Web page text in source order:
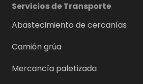
Servicios de Transporte
Abastecimiento de cercanías
Camión grúa
Mercancía paletizada